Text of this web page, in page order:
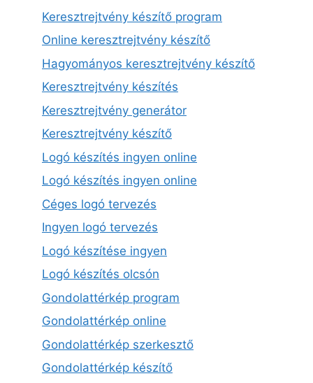
Keresztrejtvény készítő program
Online keresztrejtvény készítő
Hagyományos keresztrejtvény készítő
Keresztrejtvény készítés
Keresztrejtvény generátor
Keresztrejtvény készítő
Logó készítés ingyen online
Logó készítés ingyen online
Céges logó tervezés
Ingyen logó tervezés
Logó készítése ingyen
Logó készítés olcsón
Gondolattérkép program
Gondolattérkép online
Gondolattérkép szerkesztő
Gondolattérkép készítő